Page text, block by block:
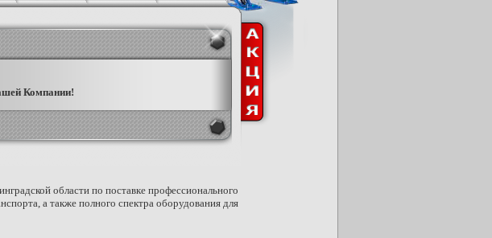
Компании!
области по поставке профессионального
а также полного спектра оборудования для